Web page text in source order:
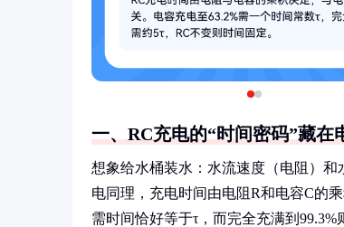
一、RC充电的“时间密码”藏在
想象给水桶装水：水流速度（电阻）
电同理，充电时间由电阻R和电容C的
需时间恰好等于τ，而完全充满到